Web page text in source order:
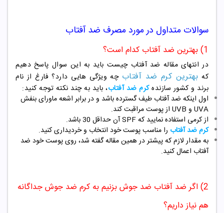
سوالات متداول در مورد مصرف ضد آفتاب
1) بهترین ضد آفتاب کدام است؟
در انتهای مقاله ضد آفتاب چیست باید به این سوال پاسخ دهیم
که بهترین کرم ضد آفتاب چه ویژگی هایی دارد؟ فارغ از نام
برند و کشور سازندهکرم ضد آفتاب، باید به چند نکته توجه کنید:
اول اینکه ضد آفتاب طیف گسترده باشد و در برابر اشعه ماورای بنفش
UVA و UVB از پوست مراقبت کند.
از کرمی استفاده نمایید که SPF آن حداقل 30 باشد.
کرم ضد آفتاب را مناسب پوست خود انتخاب و خردیداری کنید.
به مقدار لازم که پیشتر در همین مقاله گفته شد، روی پوست خود ضد
آفتاب اعمال کنید.
2) اگر ضد آفتاب ضد جوش بزنیم به کرم ضد جوش جداگانه
هم نیاز داریم؟